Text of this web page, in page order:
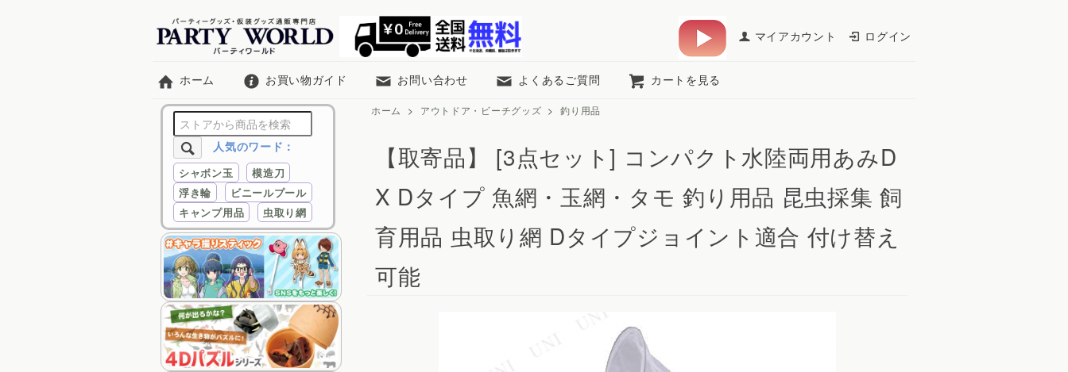
マイアカウント ログイン
ホーム お買い物ガイド お問い合わせ よくあるご質問 カートを見る
ホーム > アウトドア・ビーチグッズ > 釣り用品
【取寄品】 [3点セット] コンパクト水陸両用あみD
X Dタイプ 魚網・玉網・タモ 釣り用品 昆虫採集 飼
育用品 虫取り網 Dタイプジョイント適合 付け替え
可能
人気のワード：
シャボン玉
模造刀
浮き輪
ビニールプール
キャンプ用品
虫取り網